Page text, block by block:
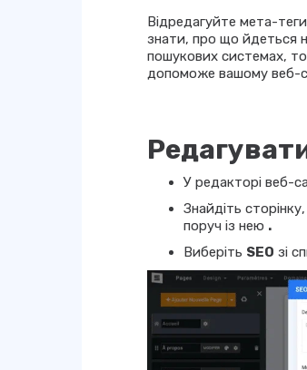
Відредагуйте мета-
знати, про що йдеться
пошукових системах,
допоможе вашому веб-
У редакторі веб-
Знайдіть
поруч із нею .
Виберіть SEO зі